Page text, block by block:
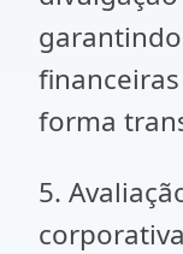
forma
5.